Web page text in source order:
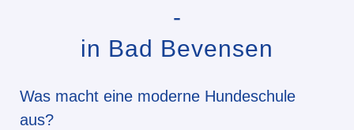
Was macht eine moderne Hundeschule
aus?
-
in Bad Bevensen